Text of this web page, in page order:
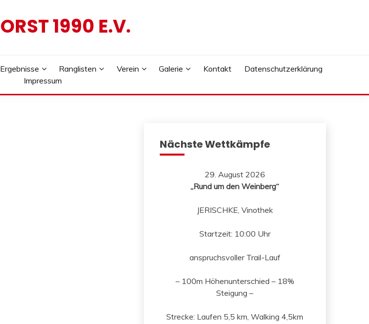
1990 E.V.
Ergebnisse Ranglisten Verein Galerie Kontakt
Datenschutzerklärung
Impressum
Nächste Wettkämpfe
29. August 2026
„Rund um den Weinberg“
JERISCHKE, Vinothek
Startzeit: 10:00 Uhr
anspruchsvoller Trail-Lauf
– 100m Höhenunterschied – 18%
Steigung –
Strecke: Laufen 5,5 km, Walking 4,5km